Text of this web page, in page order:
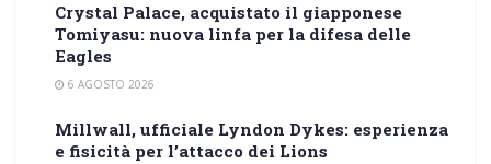
Crystal Palace, acquistato il giapponese
Tomiyasu: nuova linfa per la difesa delle
Eagles
6 AGOSTO 2026
Millwall, ufficiale Lyndon Dykes: esperienza
e fisicità per l’attacco dei Lions